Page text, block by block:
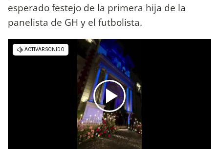
esperado festejo de la primera hija de la
panelista de GH y el futbolista.